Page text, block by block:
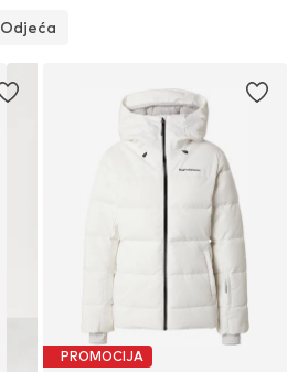
Odjeća
PROMOCIJA